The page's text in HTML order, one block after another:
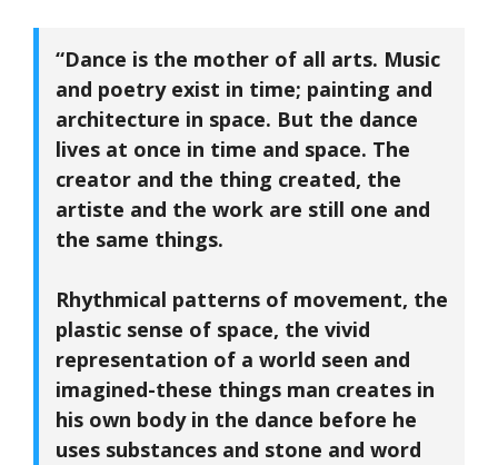
“Dance is the mother of all arts. Music
and poetry exist in time; painting and
architecture in space. But the dance
lives at once in time and space. The
creator and the thing created, the
artiste and the work are still one and
the same things.
Rhythmical patterns of movement, the
plastic sense of space, the vivid
representation of a world seen and
imagined-these things man creates in
his own body in the dance before he
uses substances and stone and word